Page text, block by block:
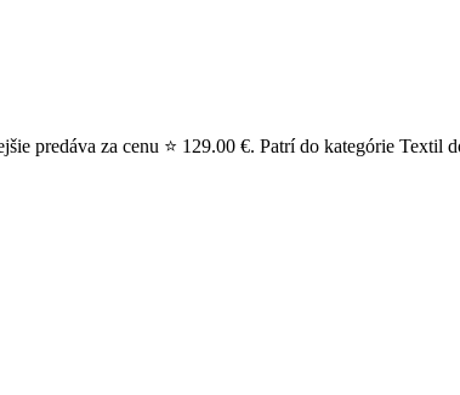
predáva za cenu ⭐ 129.00 €. Patrí do kategórie